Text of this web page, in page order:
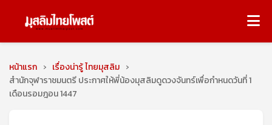
หน้าแรก › เรื่องน่ารู้ ไทยมุสลิม ›
สำนักจุฬาราชมนตรี ประกาศให้พี่น้องมุสลิมดูดวงจันทร์เพื่อกำหนดวันที่ 1
เดือนรอมฎอน 1447